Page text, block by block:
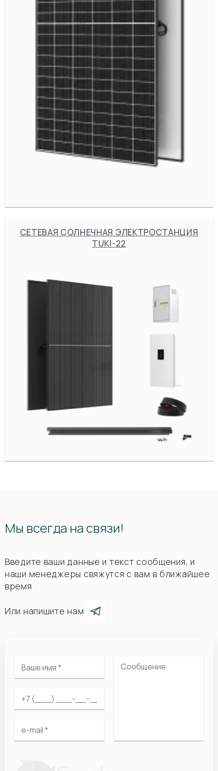
СЕТЕВАЯ СОЛНЕЧНАЯ ЭЛЕКТРОСТАНЦИЯ
TUKI-22
Мы всегда на связи!
Введите ваши данные и текст сообщения, и
наши менеджеры свяжутся с вам в ближайшее
время
Или напишите нам